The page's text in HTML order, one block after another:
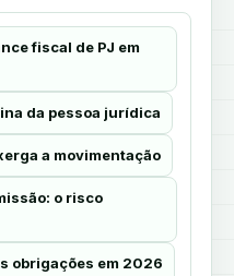
fiscal de PJ em
da pessoa jurídica
a movimentação
o risco
obrigações em 2026